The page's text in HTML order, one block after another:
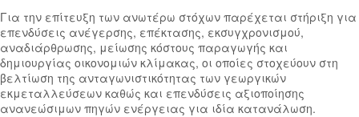
Για την επίτευξη των ανωτέρω στόχων παρέχεται στήριξη για
επενδύσεις ανέγερσης, επέκτασης, εκσυγχρονισμού,
αναδιάρθρωσης, μείωσης κόστους παραγωγής και
δημιουργίας οικονομιών κλίμακας, οι οποίες στοχεύουν στη
βελτίωση της ανταγωνιστικότητας των γεωργικών
εκμεταλλεύσεων καθώς και επενδύσεις αξιοποίησης
ανανεώσιμων πηγών ενέργειας για ιδία κατανάλωση.​​​